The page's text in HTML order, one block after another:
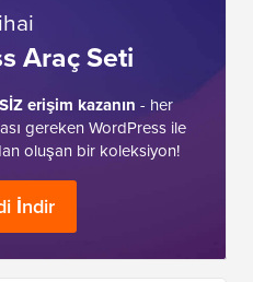
Araç Seti
erişim kazanın - her
gereken WordPress ile
oluşan bir koleksiyon!
İndir